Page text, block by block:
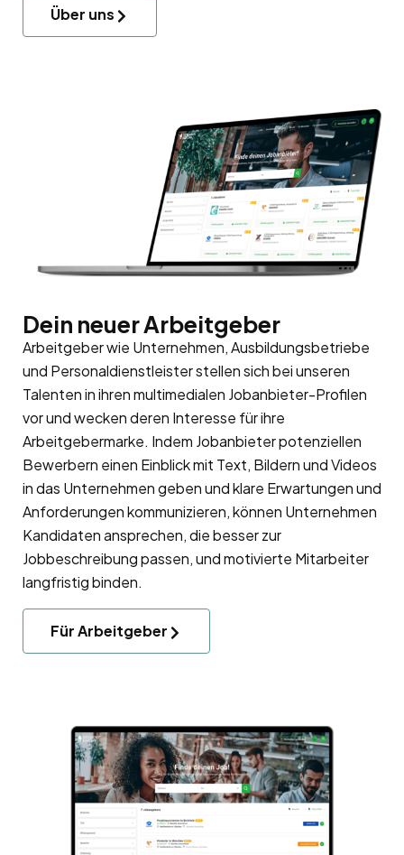
Über uns
Dein neuer Arbeitgeber
Arbeitgeber wie Unternehmen, Ausbildungsbetriebe
und Personaldienstleister stellen sich bei unseren
Talenten in ihren multimedialen Jobanbieter-Profilen
vor und wecken deren Interesse für ihre
Arbeitgebermarke. Indem Jobanbieter potenziellen
Bewerbern einen Einblick mit Text, Bildern und Videos
in das Unternehmen geben und klare Erwartungen und
Anforderungen kommunizieren, können Unternehmen
Kandidaten ansprechen, die besser zur
Jobbeschreibung passen, und motivierte Mitarbeiter
langfristig binden.
Für Arbeitgeber